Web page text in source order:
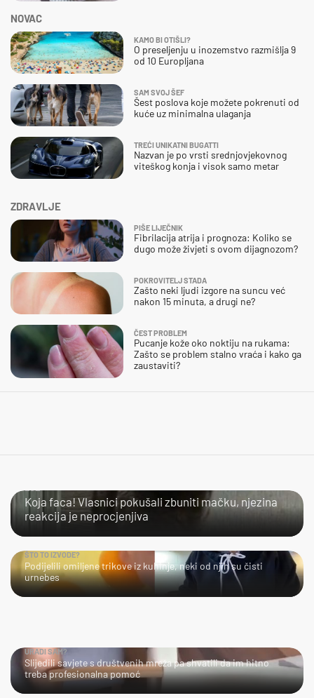
ZDRAVLJE
PIŠE LIJEČNIK
Fibrilacija atrija i prognoza: Koliko se
dugo može živjeti s ovom dijagnozom?
POKROVITELJ STADA
Zašto neki ljudi izgore na suncu već
nakon 15 minuta, a drugi ne?
ČEST PROBLEM
Pucanje kože oko noktiju na rukama:
Zašto se problem stalno vraća i kako ga
zaustaviti?
NOVAC
KAMO BI OTIŠLI?
O preseljenju u inozemstvo razmišlja 9
od 10 Europljana
SAM SVOJ ŠEF
Šest poslova koje možete pokrenuti od
kuće uz minimalna ulaganja
TREĆI UNIKATNI BUGATTI
Nazvan je po vrsti srednjovjekovnog
viteškog konja i visok samo metar
Koja faca! Vlasnici pokušali zbuniti mačku, njezina
reakcija je neprocjenjiva
ŠTO TO IZVODE?
Podijelili omiljene trikove iz kuhinje, neki od njih su čisti
urnebes
URADI SAM?
Slijedili savjete s društvenih mreža pa shvatili da im hitno
treba profesionalna pomoć